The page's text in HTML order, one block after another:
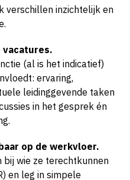
verschillen inzichtelijk en
vacatures.
(al is het indicatief)
ervaring,
leidinggevende taken
in het gesprek én
op de werkvloer.
wie ze terechtkunnen
en leg in simpele